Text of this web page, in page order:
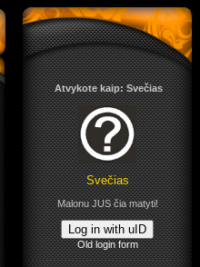
Atvykote kaip: Svečias
Svečias
Malonu JUS čia matyti!
Log in with uID
Old login form